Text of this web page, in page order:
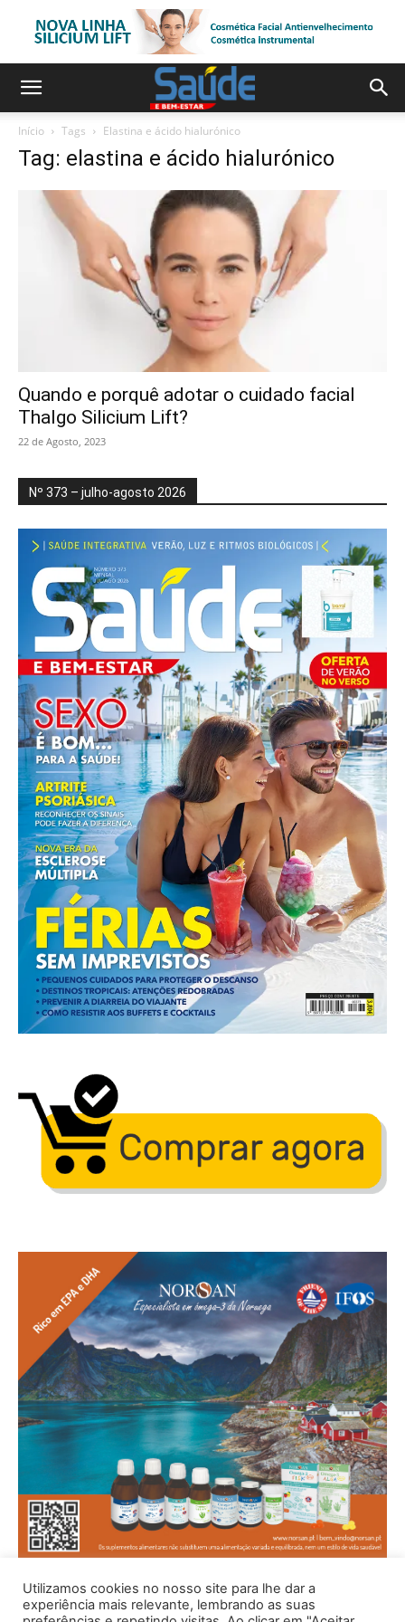
Início Tags Elastina e ácido hialurónico
Tag: elastina e ácido hialurónico
Quando e porquê adotar o cuidado facial
Thalgo Silicium Lift?
22 de Agosto, 2023
Nº 373 – julho-agosto 2026
Utilizamos cookies no nosso site para lhe dar a
experiência mais relevante, lembrando as suas